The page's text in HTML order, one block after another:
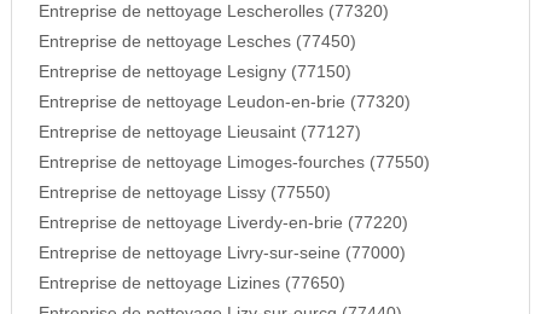
Entreprise de nettoyage Lescherolles (77320)
Entreprise de nettoyage Lesches (77450)
Entreprise de nettoyage Lesigny (77150)
Entreprise de nettoyage Leudon-en-brie (77320)
Entreprise de nettoyage Lieusaint (77127)
Entreprise de nettoyage Limoges-fourches (77550)
Entreprise de nettoyage Lissy (77550)
Entreprise de nettoyage Liverdy-en-brie (77220)
Entreprise de nettoyage Livry-sur-seine (77000)
Entreprise de nettoyage Lizines (77650)